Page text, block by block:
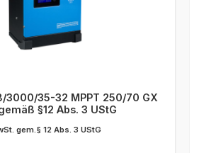
3000/35-32 MPPT 250/70 GX
§12 Abs. 3 UStG
gem.§ 12 Abs. 3 UStG